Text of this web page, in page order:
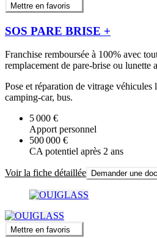
Mettre en favoris
SOS PARE BRISE +
Franchise remboursée à 100% avec
remplacement de pare-brise ou lunette
Pose et réparation de vitrage véhicules
camping-car, bus.
5 000 €
Apport personnel
500 000 €
CA potentiel après 2 ans
Voir la fiche détaillée Demander une
Mettre en favoris